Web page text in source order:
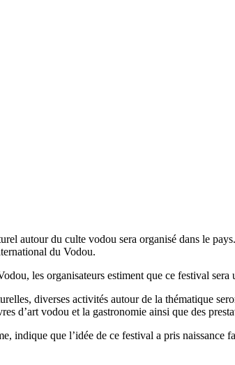
autour du culte vodou sera organisé dans le
du Vodou.
les organisateurs estiment que ce festival
diverses activités autour de la thématique
d’art vodou et la gastronomie ainsi que des
indique que l’idée de ce festival a pris